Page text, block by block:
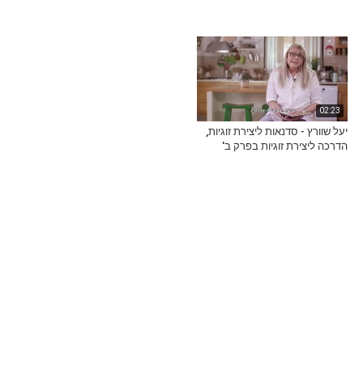
02:23
יעל שוורץ - סדנאות ליצירת זוגיות,
הדרכה ליצירת זוגיות בפרק ב'